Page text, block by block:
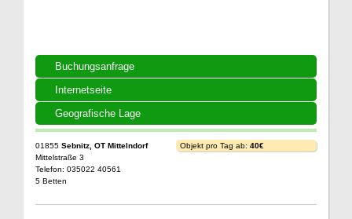
Buchungsanfrage
Internetseite
Geografische Lage
01855 Sebnitz, OT Mittelndorf
Mittelstraße 3
Telefon: 035022 40561
5 Betten
Objekt pro Tag ab: 40€